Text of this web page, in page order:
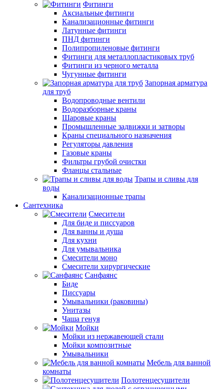
Фитинги
Аксиальные фитинги
Канализационные фитинги
Латунные фитинги
ПНД фитинги
Полипропиленовые фитинги
Фитинги для металлопластиковых труб
Фитинги из черного металла
Чугунные фитинги
Запорная арматура
для труб
Водопроводные вентили
Водоразборные краны
Шаровые краны
Промышленные задвижки и затворы
Краны специального назначения
Регуляторы давления
Газовые краны
Фильтры грубой очистки
Фланцы стальные
Трапы и сливы для
воды
Канализационные трапы
Сантехника
Смесители
Для биде и писсуаров
Для ванны и душа
Для кухни
Для умывальника
Смесители моно
Смесители хирургические
Санфаянс
Биде
Писсуары
Умывальники (раковины)
Унитазы
Чаша генуя
Мойки
Мойки из нержавеющей стали
Мойки композитные
Умывальники
Мебель для ванной
комнаты
Полотенцесушители